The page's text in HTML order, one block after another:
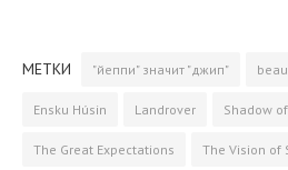
b
o
k
r
m
t
e
k
а
в
МЕТКИ "йеппи" значит "джип"
Ensku Húsin Landrover Shadow
The Great Expectations The Vision of